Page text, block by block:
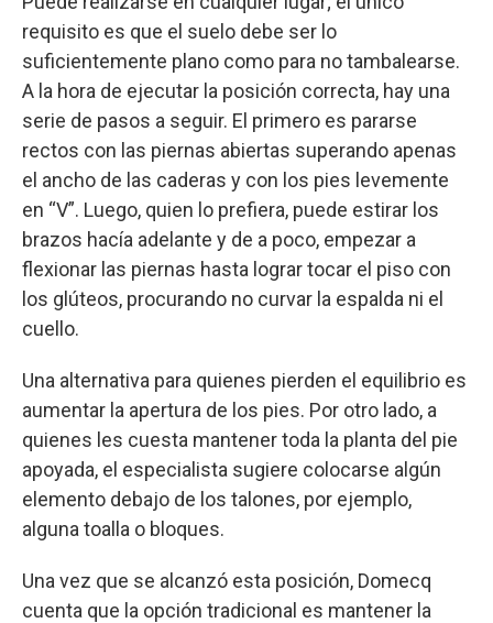
requisito es que el suelo debe ser lo
suficientemente plano como para no tambalearse.
A la hora de ejecutar la posición correcta, hay una
serie de pasos a seguir. El primero es pararse
rectos con las piernas abiertas superando apenas
el ancho de las caderas y con los pies levemente
en “V”. Luego, quien lo prefiera, puede estirar los
brazos hacía adelante y de a poco, empezar a
flexionar las piernas hasta lograr tocar el piso con
los glúteos, procurando no curvar la espalda ni el
cuello.
Una alternativa para quienes pierden el equilibrio es
aumentar la apertura de los pies. Por otro lado, a
quienes les cuesta mantener toda la planta del pie
apoyada, el especialista sugiere colocarse algún
elemento debajo de los talones, por ejemplo,
alguna toalla o bloques.
Una vez que se alcanzó esta posición, Domecq
cuenta que la opción tradicional es mantener la